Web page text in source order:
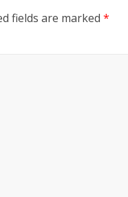
fields are marked *